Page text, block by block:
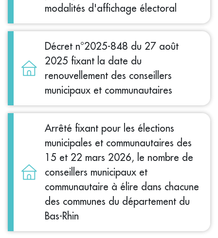
modalités d'affichage électoral
Décret n°2025-848 du 27 août
2025 fixant la date du
renouvellement des conseillers
municipaux et communautaires
Arrêté fixant pour les élections
municipales et communautaires des
15 et 22 mars 2026, le nombre de
conseillers municipaux et
communautaire à élire dans chacune
des communes du département du
Bas-Rhin